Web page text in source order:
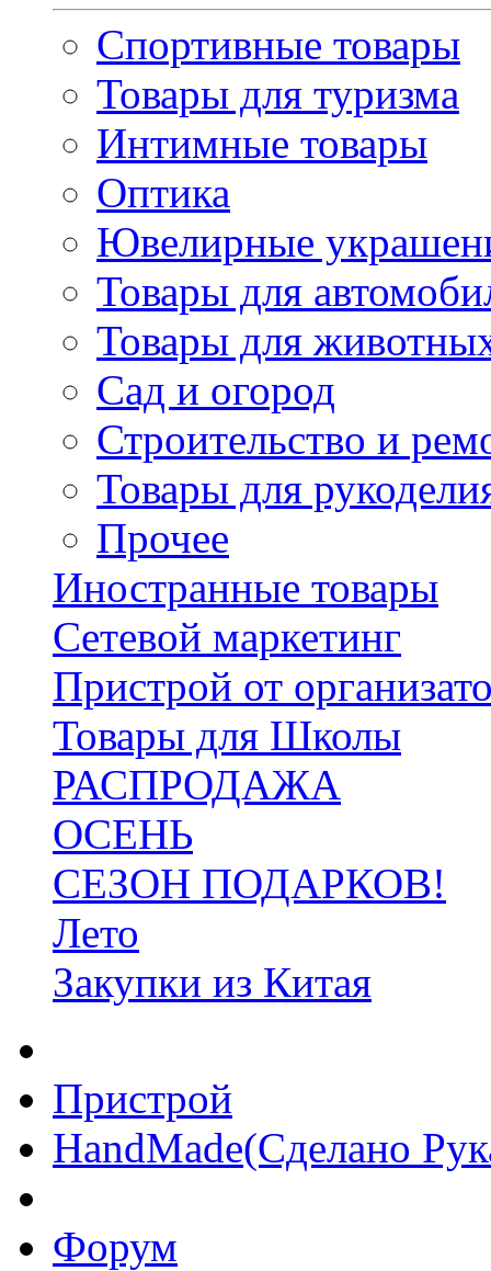
Спортивные товары
Товары для туризма
Интимные товары
Оптика
Ювелирные
Товары для
Товары для
Сад и огород
Строительство и
Товары для
Прочее
Иностранные товары
Сетевой маркетинг
Пристрой от
Товары для Школы
РАСПРОДАЖА
ОСЕНЬ
СЕЗОН ПОДАРКОВ!
Лето
Закупки из Китая
Пристрой
HandMade(Сделано
Форум